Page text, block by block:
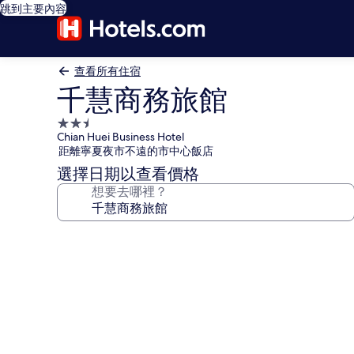
跳到主要內容
查看所有住宿
千慧商務旅館
2.5
星
級
住
宿
Chian Huei Business Hotel
距離寧夏夜市不遠的市中心飯店
選擇日期以查看價格
想要去哪裡？